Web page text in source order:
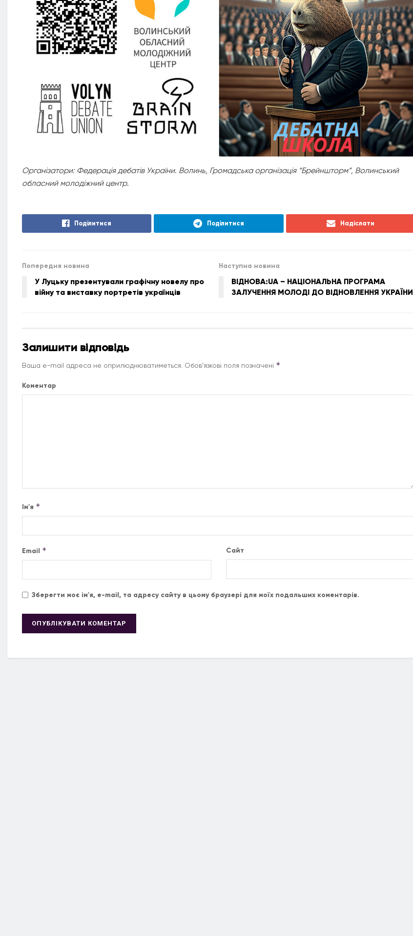
Організатори: Федерація дебатів України. Волинь, Громадська організація “Брейншторм”, Волинський
обласний молодіжний центр.
Поділитися Поділитися Надіслати
Попередня новина
У Луцьку презентували графічну новелу про
війну та виставку портретів українців
Наступна новина
ВІДНОВА:UA – НАЦІОНАЛЬНА ПРОГРАМА
ЗАЛУЧЕННЯ МОЛОДІ ДО ВІДНОВЛЕННЯ УКРАЇНИ
Залишити відповідь
Ваша e-mail адреса не оприлюднюватиметься. Обов’язкові поля позначені *
Коментар
Ім'я *
Email * Сайт
Зберегти моє ім'я, e-mail, та адресу сайту в цьому браузері для моїх подальших коментарів.